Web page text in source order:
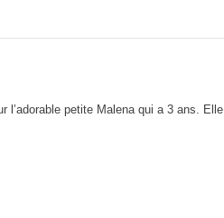
l’adorable petite Malena qui a 3 ans.